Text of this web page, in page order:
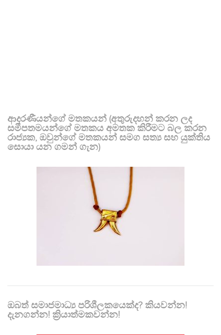
ආදරණීයන්ගේ මතකයන් (අතුරුදහන් කරන ලද
සමීපතමයන්ගේ මතකය අමතක කිරීමට බල කරන
රාජ්‍යක, ඔවුන්ගේ මතකයන් සමග සත්‍ය සහ යුක්තිය
සොයා යන ගමන් ගැන)
ඔබත් සමාජමාධ්‍ය පරිශීලකයෙක්ද? කියවන්න!
දැනගන්න! ක්‍රියාත්මකවන්න!